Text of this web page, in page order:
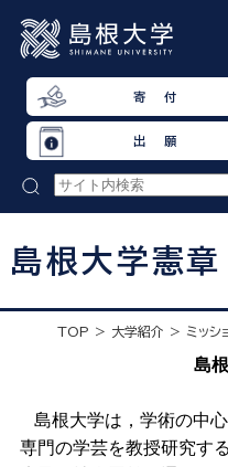
寄 付
出 願
島根大学憲章
TOP 大学紹介 ミッシ
島
島根大学は，学術の中
専門の学芸を教授研究す